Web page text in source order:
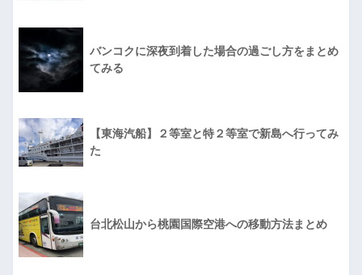
バンコクに深夜到着した場合の過ごし方をまとめ
てみる
【東海汽船】２等室と特２等室で新島へ行ってみ
た
台北松山から桃園国際空港への移動方法まとめ